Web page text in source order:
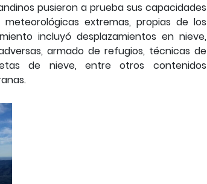
pusieron a prueba sus capacidades
extremas, propias de los
incluyó desplazamientos en nieve,
armado de refugios, técnicas de
de nieve, entre otros contenidos